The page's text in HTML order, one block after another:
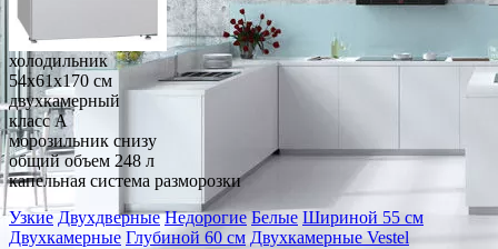
холодильник
54x61x170 см
двухкамерный
класс A
морозильник снизу
общий объем 248 л
капельная система разморозки
Узкие Двухдверные Недорогие Белые Шириной 55 см
Двухкамерные Глубиной 60 см Двухкамерные Vestel